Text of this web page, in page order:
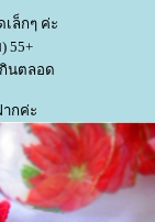
ล็กๆ ค่ะ
55+
นตลอด
ากค่ะ